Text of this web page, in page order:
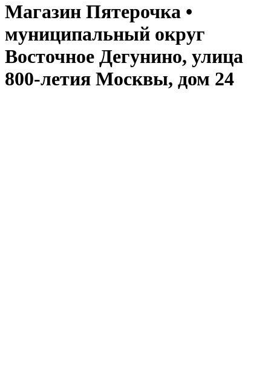
Магазин Пятерочка •
муниципальный округ
Восточное Дегунино, улица
800-летия Москвы, дом 24